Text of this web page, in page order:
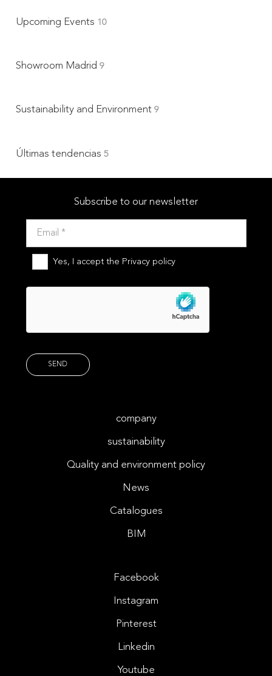
Upcoming Events 10
Showroom Madrid 9
Sustainability and Environment 9
Últimas tendencias 5
Subscribe to our newsletter
Yes, I accept the Privacy policy
company
sustainability
Quality and environment policy
News
Catalogues
BIM
Facebook
Instagram
Pinterest
Linkedin
Youtube